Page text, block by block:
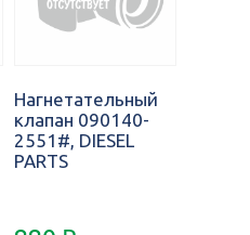
Нагнетательный
клапан 090140-
2551#, DIESEL
PARTS